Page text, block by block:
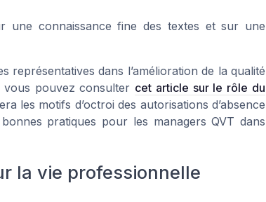
une connaissance fine des textes et sur une
dans l’amélioration de la qualité
pouvez consulter cet article sur le rôle du
les motifs d’octroi des autorisations d’absence
pratiques pour les managers QVT dans
la vie professionnelle